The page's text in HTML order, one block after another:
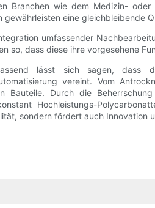
Branchen wie dem Medizin- oder
gewährleisten eine gleichbleibende
umfassender
so, dass diese ihre vorgesehene
lässt sich sagen, dass
vereint. Vom
Bauteile. Durch die
Hochleistungs-
sondern fördert auch Innovation